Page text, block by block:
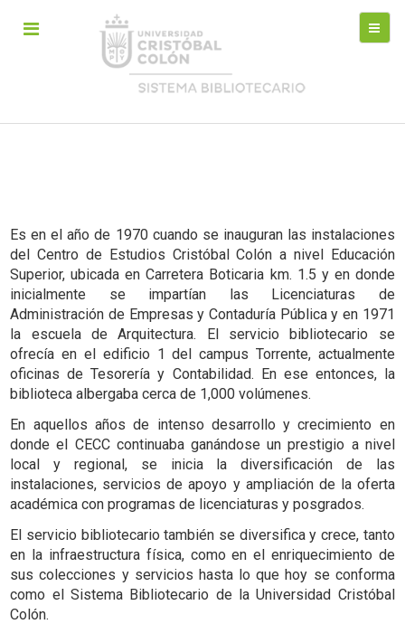
Es en el año de 1970 cuando se inauguran las instalaciones
del Centro de Estudios Cristóbal Colón a nivel Educación
Superior, ubicada en Carretera Boticaria km. 1.5 y en donde
inicialmente se impartían las Licenciaturas de
Administración de Empresas y Contaduría Pública y en 1971
la escuela de Arquitectura. El servicio bibliotecario se
ofrecía en el edificio 1 del campus Torrente, actualmente
oficinas de Tesorería y Contabilidad. En ese entonces, la
biblioteca albergaba cerca de 1,000 volúmenes.
En aquellos años de intenso desarrollo y crecimiento en
donde el CECC continuaba ganándose un prestigio a nivel
local y regional, se inicia la diversificación de las
instalaciones, servicios de apoyo y ampliación de la oferta
académica con programas de licenciaturas y posgrados.
El servicio bibliotecario también se diversifica y crece, tanto
en la infraestructura física, como en el enriquecimiento de
sus colecciones y servicios hasta lo que hoy se conforma
como el Sistema Bibliotecario de la Universidad Cristóbal
Colón.